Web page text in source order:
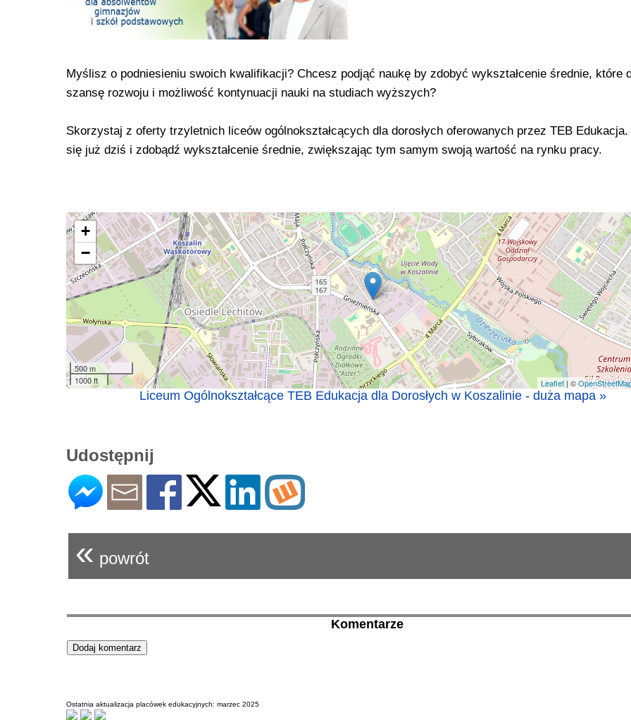
Myślisz o podniesieniu swoich kwalifikacji? Chcesz podjąć naukę by zdobyć wykształcenie średnie, które
szansę rozwoju i możliwość kontynuacji nauki na studiach wyższych?
Skorzystaj z oferty trzyletnich liceów ogólnokształcących dla dorosłych oferowanych przez TEB
się już dziś i zdobądź wykształcenie średnie, zwiększając tym samym swoją wartość na rynku pracy.
+
−
500 m
1000 ft
Leaflet | ©
Liceum Ogólnokształcące TEB Edukacja dla Dorosłych w Koszalinie - duża mapa »
Udostępnij
« powrót
Komentarze
Ostatnia aktualizacja placówek edukacyjnych: marzec 2025